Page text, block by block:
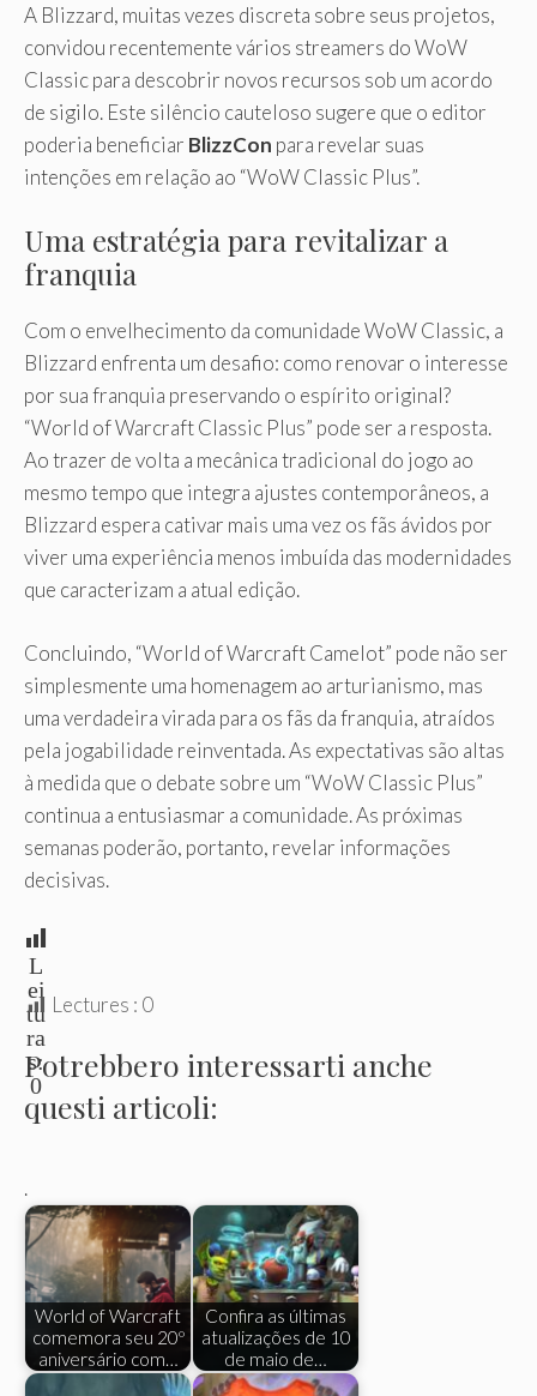
A Blizzard, muitas vezes discreta sobre seus projetos,
convidou recentemente vários streamers do WoW
Classic para descobrir novos recursos sob um acordo
de sigilo. Este silêncio cauteloso sugere que o editor
poderia beneficiar BlizzCon para revelar suas
intenções em relação ao “WoW Classic Plus”.
Uma estratégia para revitalizar a
franquia
Com o envelhecimento da comunidade WoW Classic, a
Blizzard enfrenta um desafio: como renovar o interesse
por sua franquia preservando o espírito original?
“World of Warcraft Classic Plus” pode ser a resposta.
Ao trazer de volta a mecânica tradicional do jogo ao
mesmo tempo que integra ajustes contemporâneos, a
Blizzard espera cativar mais uma vez os fãs ávidos por
viver uma experiência menos imbuída das modernidades
que caracterizam a atual edição.
Concluindo, “World of Warcraft Camelot” pode não ser
simplesmente uma homenagem ao arturianismo, mas
uma verdadeira virada para os fãs da franquia, atraídos
pela jogabilidade reinventada. As expectativas são altas
à medida que o debate sobre um “WoW Classic Plus”
continua a entusiasmar a comunidade. As próximas
semanas poderão, portanto, revelar informações
decisivas.
L
ei
tu
ra
s:
0
Lectures : 0
Potrebbero interessarti anche
questi articoli:
.
World of Warcraft
comemora seu 20º
aniversário com…
Confira as últimas
atualizações de 10
de maio de…